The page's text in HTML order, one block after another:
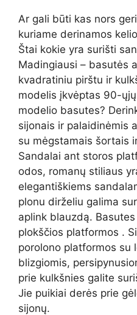
Ar gali būti kas nors
kuriame derinamos
Štai kokie yra surišti
Madingiausi – basutės
kvadratiniu pirštu ir
modelis įkvėptas 90-
modelio basutes?
sijonais ir palaidinėmis
su mėgstamais šortais
Sandalai ant storos
odos, romanų stiliaus
elegantiškiems
plonu dirželiu galima
aplink blauzdą.
plokščios platformos .
porolono platformos su
blizgiomis,
prie kulkšnies galite
Jie puikiai derės prie
sijonų.